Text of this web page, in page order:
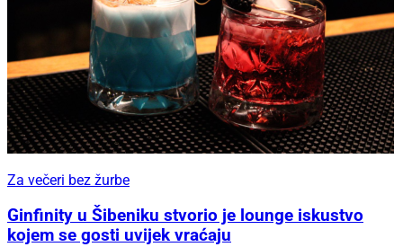
Za večeri bez žurbe
Ginfinity u Šibeniku stvorio je lounge iskustvo
kojem se gosti uvijek vraćaju